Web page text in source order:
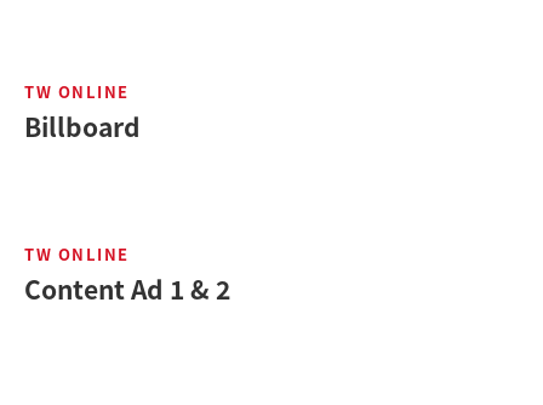
TW ONLINE
Billboard
TW ONLINE
Content Ad 1 & 2